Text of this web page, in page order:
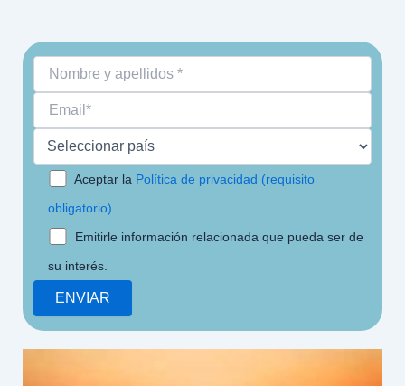
Aceptar la Política de privacidad (requisito
obligatorio)
Emitirle información relacionada que pueda ser de
su interés.